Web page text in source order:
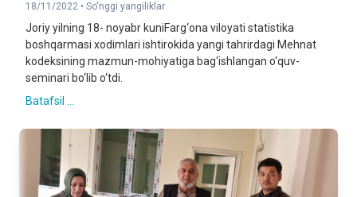
18/11/2022 • So'nggi yangiliklar
Joriy yilning 18- noyabr kuniFarg‘ona viloyati statistika
boshqarmasi xodimlari ishtirokida yangi tahrirdagi Mehnat
kodeksining mazmun-mohiyatiga bag‘ishlangan o‘quv-
seminari bo‘lib o‘tdi.
Batafsil ...